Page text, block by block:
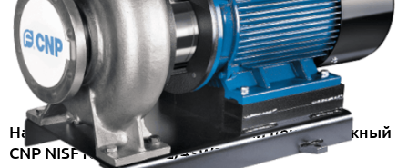
Насос консольно-моноблочный центробежный
CNP NISF100-65-200G/4SWF